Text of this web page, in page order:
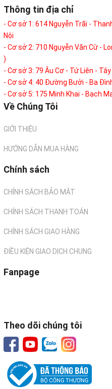
Thông tin địa chỉ
- Cơ sở 1: 614 Nguyễn Trãi -
Nội
- Cơ sở 2: 710 Nguyễn Văn Cừ -
)
- Cơ sở 3: 79 Âu Cơ - Tứ Liên - Tây
- Cơ sở 4: 40 Đường Bưởi - Ba
- Cơ sở 5: 175 Minh Khai - Bạch
Về Chúng Tôi
GIỚI THIỆU
HƯỚNG DẪN MUA HÀNG
Chính sách
CHÍNH SÁCH BẢO MẬT
CHÍNH SÁCH THANH TOÁN
CHÍNH SÁCH GIAO HÀNG
ĐIỀU KIỆN GIAO DỊCH CHUNG
Fanpage
Theo dõi chúng tôi